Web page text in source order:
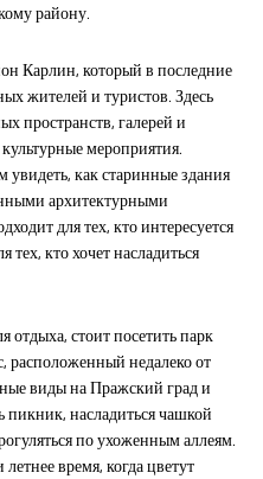
району.
Карлин, который в последние
жителей и туристов. Здесь
пространств, галерей и
мероприятия.
как старинные здания
архитектурными
для тех, кто интересуется
тех, кто хочет насладиться
отдыха, стоит посетить парк
расположенный недалеко от
виды на Пражский град и
пикник, насладиться чашкой
по ухоженным аллеям.
время, когда цветут